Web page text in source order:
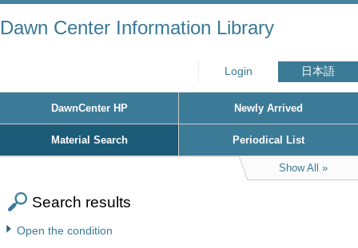
Dawn Center Information Library
Login 日本語
DawnCenter HP Newly Arrived
Material Search Periodical List
Show All
Search results
Open the condition